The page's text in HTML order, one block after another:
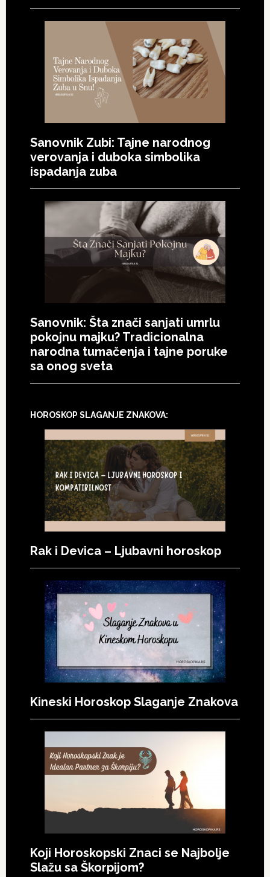
Sanovnik Zubi: Tajne narodnog
verovanja i duboka simbolika
ispadanja zuba
Sanovnik: Šta znači sanjati umrlu
pokojnu majku? Tradicionalna
narodna tumačenja i tajne poruke
sa onog sveta
HOROSKOP SLAGANJE ZNAKOVA:
Rak i Devica – Ljubavni horoskop
Kineski Horoskop Slaganje Znakova
Koji Horoskopski Znaci se Najbolje
Slažu sa Škorpijom?